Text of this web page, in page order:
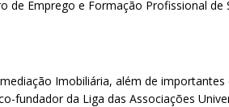
Emprego e Formação Profissional de
Imobiliária, além de
fundador da Liga das Associações